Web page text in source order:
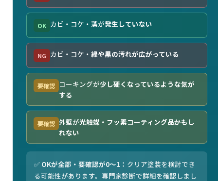
OK カビ・コケ・藻が発生していない
NG カビ・コケ・ 緑や黒の汚れが広がっている
要確認 コーキングが少し硬くなっているような気が
する
要確認 外壁が光触媒・フッ素コーティング品かもし
れない
✅ OKが全部・要確認が0〜1： クリア塗装を検討でき
る可能性があります。専門家診断で詳細を確認しまし